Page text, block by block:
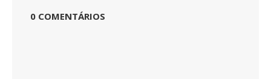
0 COMENTÁRIOS